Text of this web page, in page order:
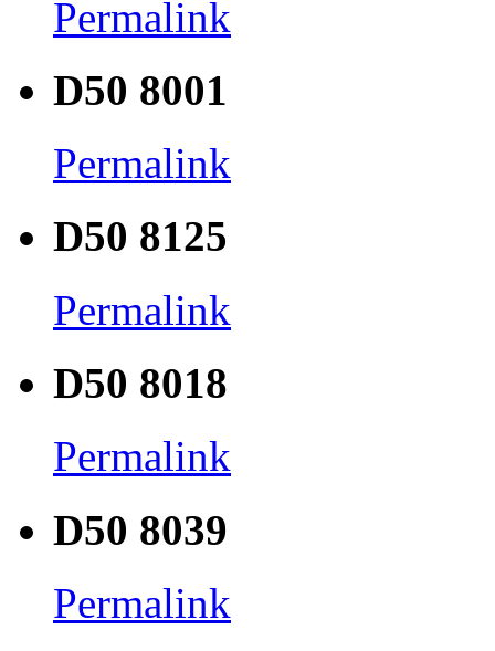
Permalink
D50 8001
Permalink
D50 8125
Permalink
D50 8018
Permalink
D50 8039
Permalink